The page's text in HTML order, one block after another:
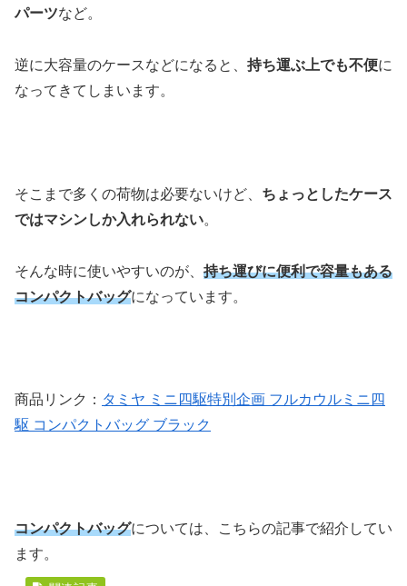
パーツなど。
逆に大容量のケースなどになると、 持ち運ぶ上でも不便に
なってきてしまいます。
そこまで多くの荷物は必要ないけど、 ちょっとしたケース
ではマシンしか入れられない。
そんな時に使いやすいのが、 持ち運びに便利で容量もある
コンパクトバッグになっています。
商品リンク： タミヤ ミニ四駆特別企画 フルカウルミニ四
駆 コンパクトバッグ ブラック
コンパクトバッグについては、こちらの記事で紹介してい
ます。